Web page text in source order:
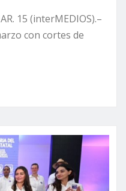
15 (interMEDIOS).–
con cortes de